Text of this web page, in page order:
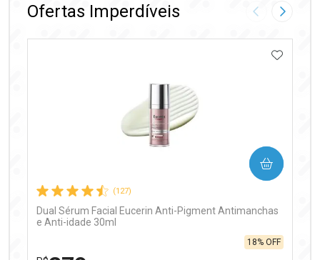
Ofertas Imperdíveis Imagem
(127)
Dual Sérum Facial Eucerin Anti-Pigment Antimanchas
e Anti-idade 30ml
18% OFF
COMPRAR